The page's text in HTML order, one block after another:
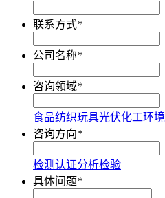
联系方式*
公司名称*
咨询领域*
食品纺织玩具光伏化工环境
咨询方向*
检测认证分析检验
具体问题*